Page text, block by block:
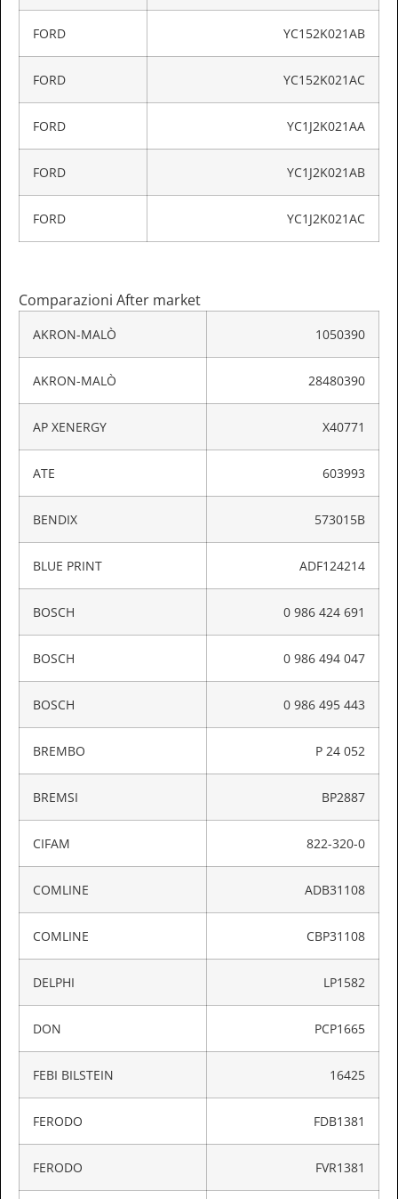
FORD YC152K021AB
FORD YC152K021AC
FORD YC1J2K021AA
FORD YC1J2K021AB
FORD YC1J2K021AC
Comparazioni After market
AKRON-MALÒ 1050390
AKRON-MALÒ 28480390
AP XENERGY X40771
ATE 603993
BENDIX 573015B
BLUE PRINT ADF124214
BOSCH 0 986 424 691
BOSCH 0 986 494 047
BOSCH 0 986 495 443
BREMBO P 24 052
BREMSI BP2887
CIFAM 822-320-0
COMLINE ADB31108
COMLINE CBP31108
DELPHI LP1582
DON PCP1665
FEBI BILSTEIN 16425
FERODO FDB1381
FERODO FVR1381